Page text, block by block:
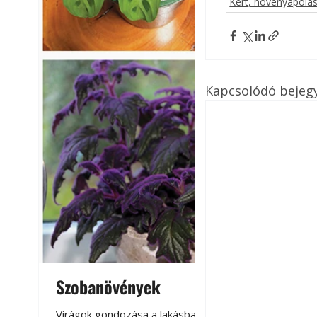
Szobanövények
Kapcsolódó